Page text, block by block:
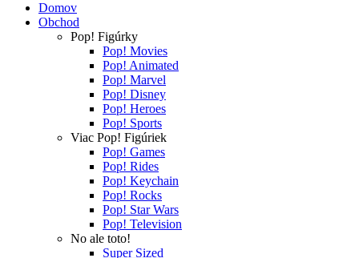
Domov
Obchod
Pop! Figúrky
Pop! Movies
Pop! Animated
Pop! Marvel
Pop! Disney
Pop! Heroes
Pop! Sports
Viac Pop! Figúriek
Pop! Games
Pop! Rides
Pop! Keychain
Pop! Rocks
Pop! Star Wars
Pop! Television
No ale toto!
Super Sized